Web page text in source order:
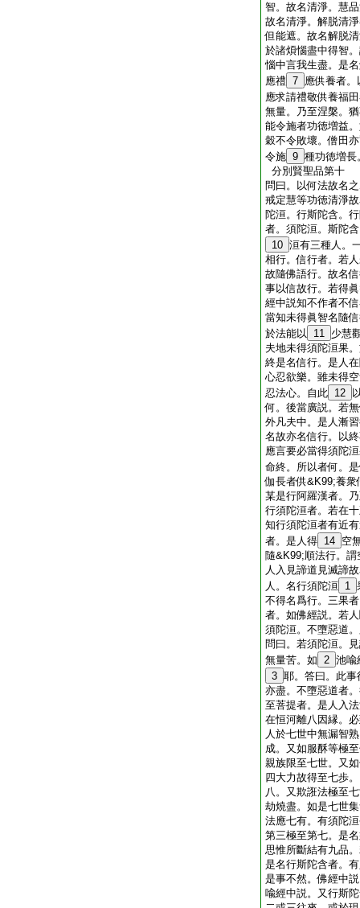
智。故名清淨。慧
故名清淨。解脱清
但能遮。故名解脱
於諸煩惱盡中得智
惱中言我生盡。是
應禮 7 應供養者
應求請禮敬供養福
無量。乃至涅槃。
能令施者功徳増益
穀不令敗壞。僧田
令施 9 種功徳増長
分別賢聖品第十
問曰。以何法故名
戒定慧等功徳清淨
陀洹。行斯陀含。
者。須陀洹。斯陀
10 洹有三種人。
相行。信行者。若
故隨佛語行。故名
事以信故行。若得
經中説知不作者不
當知未得眞智名隨
於法能以
11 少慧
夫地未得須陀洹果
終是名信行。是人
心忍欲樂。雖未得
忍法心。自此 12
何。後當廣説。若
外凡夫中。是人漸
名故亦名信行。以
應言要必當得須陀
命終。所以者何。
伽長者供&K99;養
某是行阿羅漢者。
行須陀洹者。若在
知行須陀洹者有近
者。是人得 14 空
隨&K99;順法行。
人入見諦道見滅諦
人。名行須陀洹 1
不得名爲行。三果
者。如佛經説。若
須陀洹。不墮惡道
問曰。若須陀洹。
無量苦。如 2 池喩
3 耶。答曰。此
亦盡。不墮惡道者
至菩提者。是人入
在恒河離八因縁。
人於七世中無漏智
成。又如服酥等極
親族限至七世。又
四大力故得至七歩
八。又欺誑法極至
劫燒盡。如是七世
法應七有。有須陀
第三極至第七。是
思惟所斷結有九品
是名行斯陀含者。
是事不然。佛經中
喩經中説。又行斯